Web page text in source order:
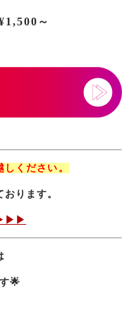
～
ください。
ります。
▶▶▶
🌟